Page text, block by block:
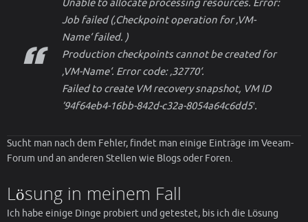
Unable to allocate processing resources. Error:
Job failed (‚Checkpoint operation for ‚VM-
Name‘ failed. )
Production checkpoints cannot be created for
‚VM-Name‘. Error code: ‚32770‘.
Failed to create VM recovery snapshot, VM ID
’94f64eb4-16bb-842d-c32a-8054a64c6dd5′.
Sucht man nach dem Fehler, findet man einige Einträge im Veeam-
Forum und an anderen Stellen wie Blogs oder Foren.
Lösung in meinem Fall
Ich habe einige Dinge probiert und getestet, bis ich die Lösung